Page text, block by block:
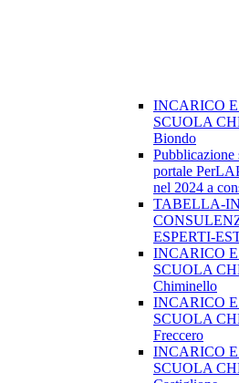
INCARICO
SCUOLA
Biondo
Pubblicazione
portale
nel 2024 a
TABELLA-
ESPERTI-
INCARICO
SCUOLA
Chiminello
INCARICO
SCUOLA
Freccero
INCARICO
SCUOLA